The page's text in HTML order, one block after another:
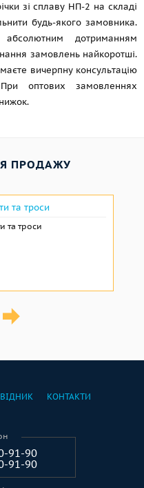
зі сплаву НП-2 на складі
будь-якого замовника.
абсолютним дотриманням
замовлень найкоротші.
вичерпну консультацію
оптових замовленнях
ПРОДАЖУ
та троси
та троси
КОНТАКТИ
91-90
91-90